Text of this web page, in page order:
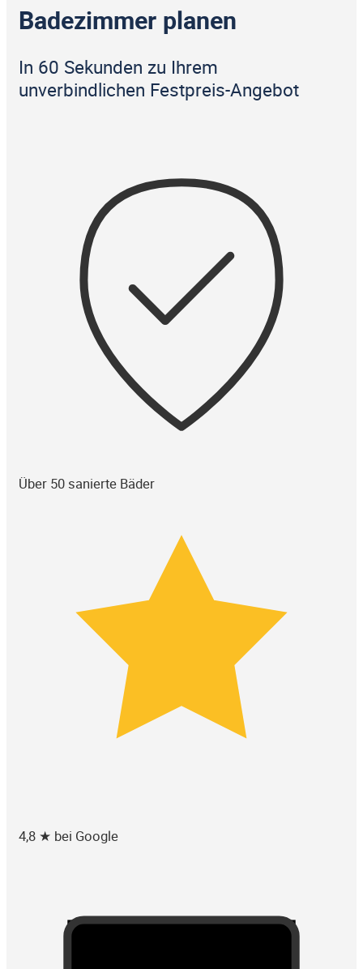
Badezimmer planen
In 60 Sekunden zu Ihrem
unverbindlichen Festpreis-Angebot
Über 50 sanierte Bäder
4,8 ★ bei Google